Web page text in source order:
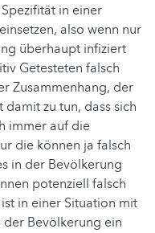
in einer
also wenn nur
überhaupt infiziert
Getesteten falsch
Zusammenhang, der
damit zu tun, dass sich
immer auf die
die können ja falsch
in der Bevölkerung
potenziell falsch
in einer Situation mit
Bevölkerung ein